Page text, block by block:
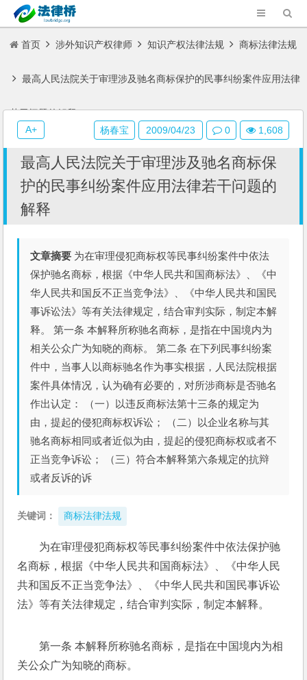
首页 涉外知识产权律师 知识产权法律法规 商标法律法规
最高人民法院关于审理涉及驰名商标保护的民事纠纷案件应用法律
若干问题的解释
最高人民法院关于审理涉及驰名商标保
护的民事纠纷案件应用法律若干问题的
解释
文章摘要 为在审理侵犯商标权等民事纠纷案件中依法
保护驰名商标，根据《中华人民共和国商标法》、《中
华人民共和国反不正当竞争法》、《中华人民共和国民
事诉讼法》等有关法律规定，结合审判实际，制定本解
释。 第一条 本解释所称驰名商标，是指在中国境内为
相关公众广为知晓的商标。 第二条 在下列民事纠纷案
件中，当事人以商标驰名作为事实根据，人民法院根据
案件具体情况，认为确有必要的，对所涉商标是否驰名
作出认定： （一）以违反商标法第十三条的规定为
由，提起的侵犯商标权诉讼； （二）以企业名称与其
驰名商标相同或者近似为由，提起的侵犯商标权或者不
正当竞争诉讼； （三）符合本解释第六条规定的抗辩
或者反诉的诉
关键词： 商标法律法规
为在审理侵犯商标权等民事纠纷案件中依法保护驰
名商标，根据《中华人民共和国商标法》、《中华人民
共和国反不正当竞争法》、《中华人民共和国民事诉讼
法》等有关法律规定，结合审判实际，制定本解释。
第一条 本解释所称驰名商标，是指在中国境内为相
关公众广为知晓的商标。
杨春宝 2009/04/23 0 1,608
A+